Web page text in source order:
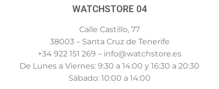
WATCHSTORE 04
Calle Castillo, 77
38003 – Santa Cruz de Tenerife
+34 922 151 269 – info@watchstore.es
De Lunes a Viernes: 9:30 a 14:00 y 16:30 a 20:30
Sábado: 10:00 a 14:00